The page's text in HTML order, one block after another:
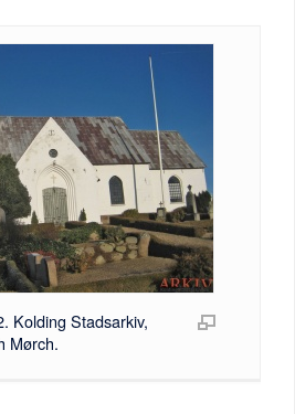
Kolding Stadsarkiv,
Mørch.